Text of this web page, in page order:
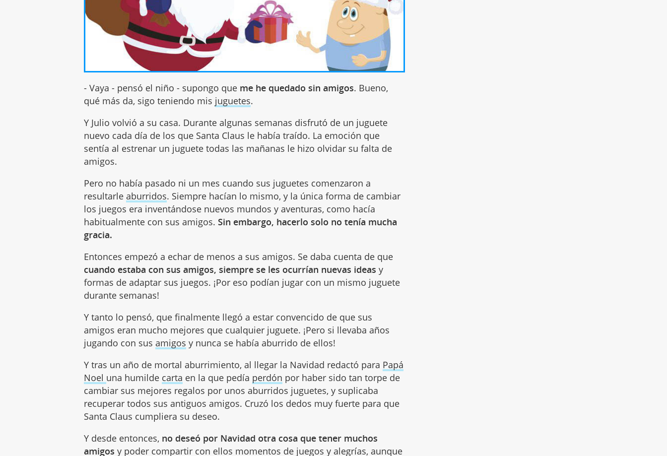
- Vaya - pensó el niño - supongo que me he quedado sin amigos. Bueno,
qué más da, sigo teniendo mis juguetes.
Y Julio volvió a su casa. Durante algunas semanas disfrutó de un juguete
nuevo cada día de los que Santa Claus le había traído. La emoción que
sentía al estrenar un juguete todas las mañanas le hizo olvidar su falta de
amigos.
Pero no había pasado ni un mes cuando sus juguetes comenzaron a
resultarle aburridos. Siempre hacían lo mismo, y la única forma de cambiar
los juegos era inventándose nuevos mundos y aventuras, como hacía
habitualmente con sus amigos. Sin embargo, hacerlo solo no tenía mucha
gracia.
Entonces empezó a echar de menos a sus amigos. Se daba cuenta de que
cuando estaba con sus amigos, siempre se les ocurrían nuevas ideas y
formas de adaptar sus juegos. ¡Por eso podían jugar con un mismo juguete
durante semanas!
Y tanto lo pensó, que finalmente llegó a estar convencido de que sus
amigos eran mucho mejores que cualquier juguete. ¡Pero si llevaba años
jugando con sus amigos y nunca se había aburrido de ellos!
Y tras un año de mortal aburrimiento, al llegar la Navidad redactó para Papá
Noel una humilde carta en la que pedía perdón por haber sido tan torpe de
cambiar sus mejores regalos por unos aburridos juguetes, y suplicaba
recuperar todos sus antiguos amigos. Cruzó los dedos muy fuerte para que
Santa Claus cumpliera su deseo.
Y desde entonces, no deseó por Navidad otra cosa que tener muchos
amigos y poder compartir con ellos momentos de juegos y alegrías, aunque